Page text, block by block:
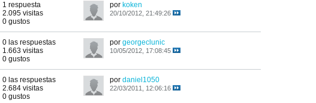
1 respuesta
2.095 visitas
0 gustos
por koken
20/10/2012, 21:49:26
0 las respuestas
1.663 visitas
0 gustos
por georgeclunic
10/05/2012, 17:08:45
0 las respuestas
2.684 visitas
0 gustos
por daniel1050
22/03/2011, 12:06:16